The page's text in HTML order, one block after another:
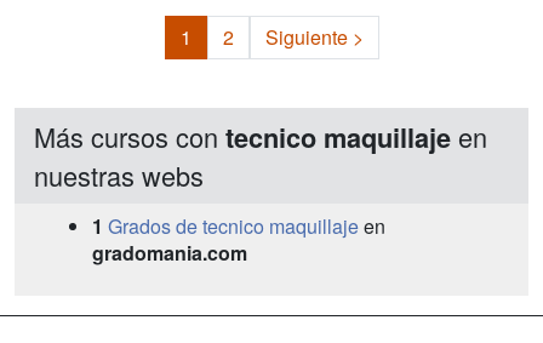
1 2 Siguiente >
Más cursos con tecnico maquillaje en
nuestras webs
1 Grados de tecnico maquillajeen
gradomania.com